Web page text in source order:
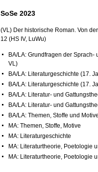
SoSe 2023
(VL) Der historische Roman. Von
12 (HS IV, LuWu)
BA/LA: Grundfragen der
VL)
BA/LA: Literaturgeschichte (17.
BA/LA: Literaturgeschichte (17.
BA/LA: Literatur- und
BA/LA: Literatur- und
BA/LA: Themen, Stoffe und
MA: Themen, Stoffe, Motive
MA: Literaturgeschichte
MA: Literaturtheorie, Poetologie
MA: Literaturtheorie, Poetologie